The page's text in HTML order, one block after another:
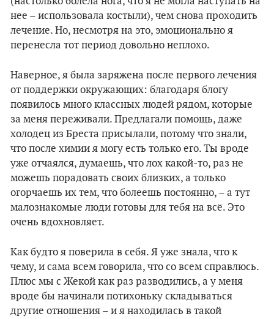
нее – использовала костыли), чем снова проходить
лечение. Но, несмотря на это, эмоционально я
перенесла тот период довольно неплохо.
Наверное, я была заряжена после первого лечения
от поддержки окружающих: благодаря блогу
появилось много классных людей рядом, которые
за меня переживали. Предлагали помощь, даже
холодец из Бреста присылали, потому что знали,
что после химии я могу есть только его. Ты вроде
уже отчаялся, думаешь, что лох какой-то, раз не
можешь порадовать своих близких, а только
огорчаешь их тем, что болеешь постоянно, – а тут
малознакомые люди готовы для тебя на всё. Это
очень вдохновляет.
Как будто я поверила в себя. Я уже знала, что к
чему, и сама всем говорила, что со всем справлюсь.
Плюс мы с Жекой как раз разводились, а у меня
вроде бы начинали потихоньку складываться
другие отношения – и я находилась в такой